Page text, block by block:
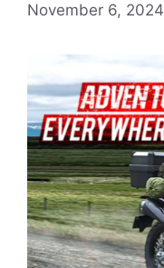
November 6, 2024